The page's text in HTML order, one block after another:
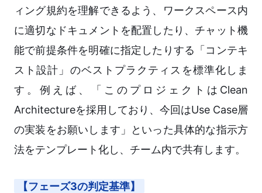
ィング規約を理解できるよう、ワークスペース内
に適切なドキュメントを配置したり、チャット機
能で前提条件を明確に指定したりする「コンテキ
スト設計」のベストプラクティスを標準化しま
す。例えば、「このプロジェクトはClean
Architectureを採用しており、今回はUse Case層
の実装をお願いします」といった具体的な指示方
法をテンプレート化し、チーム内で共有します。
【フェーズ3の判定基準】